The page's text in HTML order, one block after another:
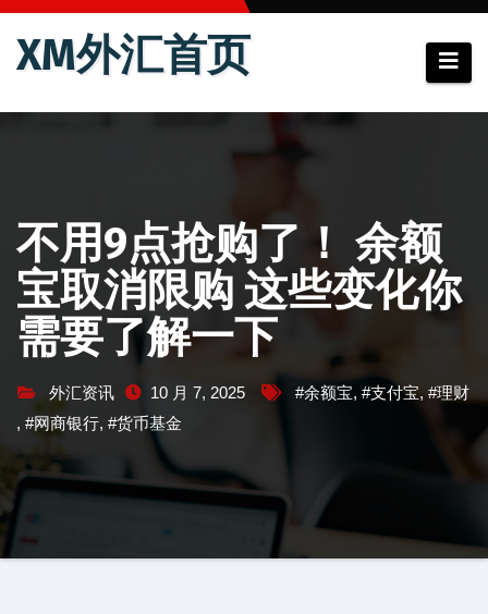
跳
XM外汇首页
不用9点抢购了！ 余额
宝取消限购 这些变化你
需要了解一下
外汇资讯 10 月 7, 2025 #余额宝, #支付宝, #理财
, #网商银行, #货币基金